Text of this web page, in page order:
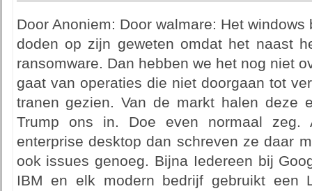
Door Anoniem: Door walmare: Het
doden op zijn geweten omdat het naast
ransomware. Dan hebben we het nog niet
gaat van operaties die niet doorgaan tot
tranen gezien. Van de markt halen deze
Trump ons in. Doe even normaal zeg.
enterprise desktop dan schreven ze daar
ook issues genoeg. Bijna Iedereen bij
IBM en elk modern bedrijf gebruikt een